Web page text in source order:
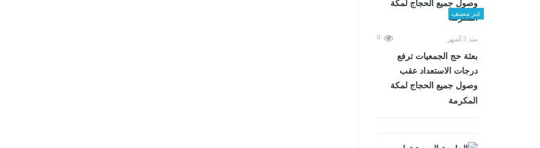
غير مصنف
منذ 3 أشهر 0
بعثة حج الجمعيات ترفع
درجات الاستعداد عقب
وصول جميع الحجاج لمكة
المكرمة